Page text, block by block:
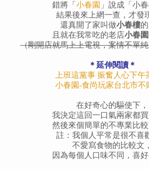
錯將「 小春園 」說成「小春
結果後來上網一查， 才發
還真開了家叫做小春樓
且就在我常吃的老店小春園
（剛開店就馬上上電視，案情不單
＊延伸閱讀＊
上班這黨事 振奮人心下午
小春園-食尚玩家台北市不
在好奇心的驅使下，
我決定這回一口氣兩家都買
然後來個簡單的不專業比較
註：我個人平常是很不喜
不愛寫食物的比較文，
因為每個人口味不同，喜好